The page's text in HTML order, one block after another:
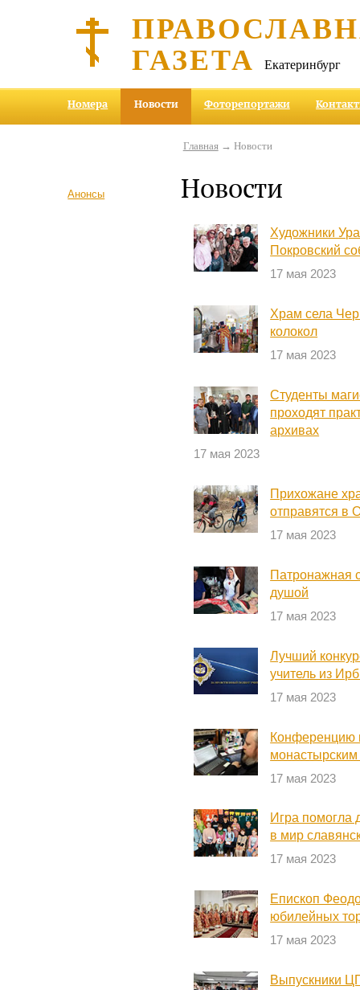
ГАЗЕТА Екатеринбург
Номера Новости Фоторепортажи
Анонсы
Главная→ Новости
Новости
Художники
Покровский
17 мая 2023
Храм села
колокол
17 мая 2023
Студенты
проходят
архивах
17 мая 2023
Прихожане
отправятся в
17 мая 2023
Патронажная
душой
17 мая 2023
Лучший
учитель из
17 мая 2023
Конференцию
17 мая 2023
Игра помогла
в мир
17 мая 2023
Епископ
юбилейных
17 мая 2023
Выпускники